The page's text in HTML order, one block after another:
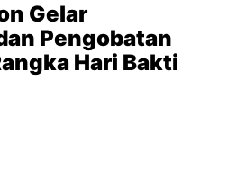
Gelar
Pengobatan
Hari Bakti